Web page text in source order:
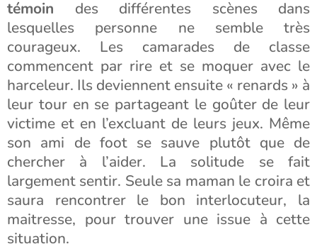
témoin des différentes scènes dans
lesquelles personne ne semble très
courageux. Les camarades de classe
commencent par rire et se moquer avec le
harceleur. Ils deviennent ensuite « renards » à
leur tour en se partageant le goûter de leur
victime et en l’excluant de leurs jeux. Même
son ami de foot se sauve plutôt que de
chercher à l’aider. La solitude se fait
largement sentir. Seule sa maman le croira et
saura rencontrer le bon interlocuteur, la
maitresse, pour trouver une issue à cette
situation.